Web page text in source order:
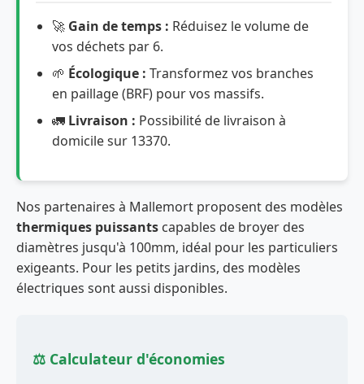
🚀 Gain de temps : Réduisez le volume de
vos déchets par 6.
🌱 Écologique : Transformez vos branches
en paillage (BRF) pour vos massifs.
🚛 Livraison : Possibilité de livraison à
domicile sur 13370.
Nos partenaires à Mallemort proposent des modèles
thermiques puissants capables de broyer des
diamètres jusqu'à 100mm, idéal pour les particuliers
exigeants. Pour les petits jardins, des modèles
électriques sont aussi disponibles.
⚖️ Calculateur d'économies